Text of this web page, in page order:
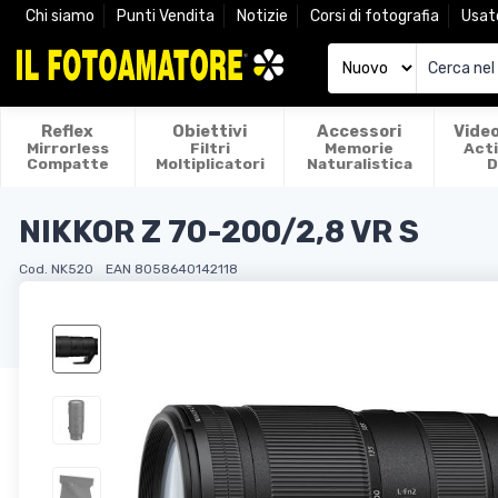
Chi siamo Punti Vendita Notizie Corsi di fotografia
Reflex
Mirrorless
Compatte
Obiettivi
Filtri
Moltiplicatori
Accessori
Memorie
Naturalistica
NIKKOR Z 70-200/2,8 VR S
Cod. NK520 EAN 8058640142118